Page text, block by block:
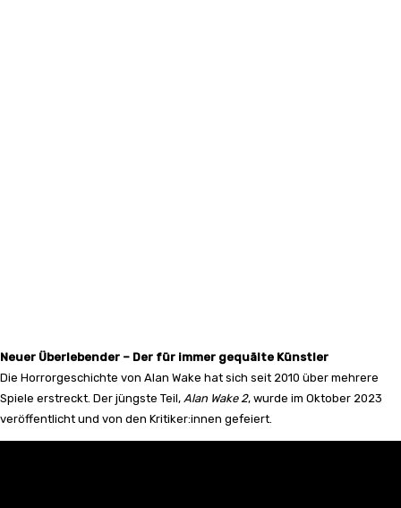
Neuer Überlebender – Der für immer gequälte Künstler
Die Horrorgeschichte von Alan Wake hat sich seit 2010 über mehrere
Spiele erstreckt. Der jüngste Teil, Alan Wake 2, wurde im Oktober 2023
veröffentlicht und von den Kritiker:innen gefeiert.